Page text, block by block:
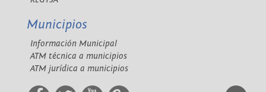
Municipios
Información Municipal
ATM técnica a municipios
ATM jurídica a municipios